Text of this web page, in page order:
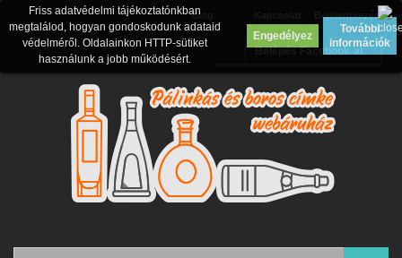
Bejelentkezés
Blog
Belépés Facebook-al
Friss adatvédelmi tájékoztatónkban
megtalálod, hogyan gondoskodunk adataid
védelméről. Oldalainkon HTTP-sütiket
használunk a jobb működésért.
Engedélyez
További
információk